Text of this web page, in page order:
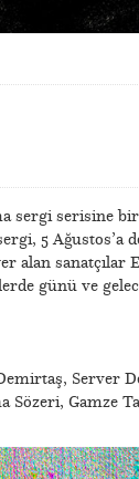
sergi serisine
5 Ağustos’a
alan sanatçılar
günü ve
Server
Sözeri, Gamze